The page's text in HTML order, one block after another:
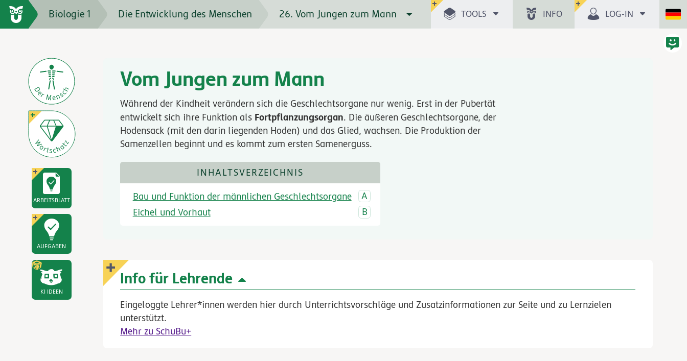
Vom Jungen zum Mann
Während der Kindheit verändern sich die Geschlechtsorgane nur wenig. Erst in der Pubertät
entwickelt sich ihre Funktion als Fortpflanzungsorgan. Die äußeren Geschlechtsorgane, der
Hodensack (mit den darin liegenden Hoden) und das Glied, wachsen. Die Produktion der
Samenzellen beginnt und es kommt zum ersten Samenerguss.
INHALTSVERZEICHNIS
Bau und Funktion der männlichen Geschlechtsorgane
Eichel und Vorhaut
Info für Lehrende
Eingeloggte Lehrer*innen werden hier durch Unterrichtsvorschläge und Zusatzinformationen zur Seite und zu Lernzielen
unterstützt.
Mehr zu SchuBu+
ARBEITSBLATT
AUFGABEN
KI IDEEN
Biologie 1 Die Entwicklung des Menschen 26. Vom Jungen zum Mann TOOLS INFO LOG-IN